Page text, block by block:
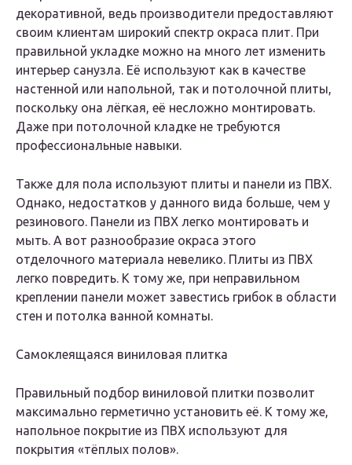
декоративной, ведь производители предоставляют
своим клиентам широкий спектр окраса плит. При
правильной укладке можно на много лет изменить
интерьер санузла. Её используют как в качестве
настенной или напольной, так и потолочной плиты,
поскольку она лёгкая, её несложно монтировать.
Даже при потолочной кладке не требуются
профессиональные навыки.
Также для пола используют плиты и панели из ПВХ.
Однако, недостатков у данного вида больше, чем у
резинового. Панели из ПВХ легко монтировать и
мыть. А вот разнообразие окраса этого
отделочного материала невелико. Плиты из ПВХ
легко повредить. К тому же, при неправильном
креплении панели может завестись грибок в области
стен и потолка ванной комнаты.
Самоклеящаяся виниловая плитка
Правильный подбор виниловой плитки позволит
максимально герметично установить её. К тому же,
напольное покрытие из ПВХ используют для
покрытия «тёплых полов».